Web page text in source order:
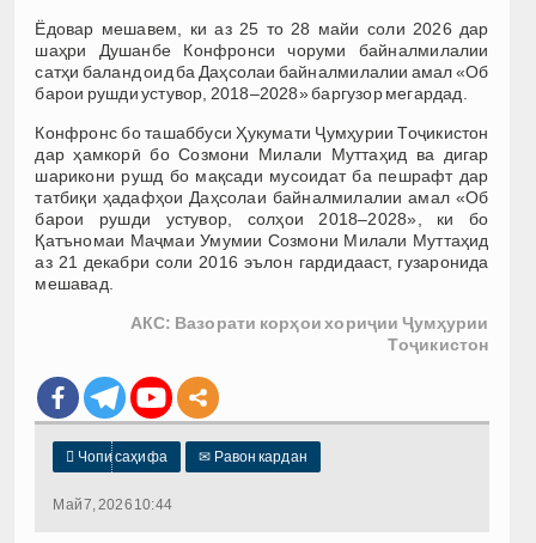
Ёдовар мешавем, ки аз 25 то 28 майи соли 2026 дар
шаҳри Душанбе Конфронси чоруми байналмилалии
сатҳи баланд оид ба Даҳсолаи байналмилалии амал «Об
барои рушди устувор, 2018–2028» баргузор мегардад.
Конфронс бо ташаббуси Ҳукумати Ҷумҳурии Тоҷикистон
дар ҳамкорӣ бо Созмони Милали Муттаҳид ва дигар
шарикони рушд бо мақсади мусоидат ба пешрафт дар
татбиқи ҳадафҳои Даҳсолаи байналмилалии амал «Об
барои рушди устувор, солҳои 2018–2028», ки бо
Қатъномаи Маҷмаи Умумии Созмони Милали Муттаҳид
аз 21 декабри соли 2016 эълон гардидааст, гузаронида
мешавад.
АКС: Вазорати корҳои хориҷии Ҷумҳурии
Тоҷикистон
 Чопи саҳифа ✉ Равон кардан
Май 7, 2026 10:44